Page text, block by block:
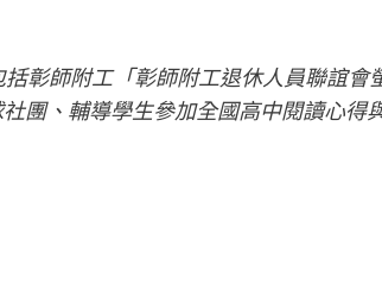
彰師附工「彰師附工退休人員聯誼會
團、輔導學生參加全國高中閱讀心得